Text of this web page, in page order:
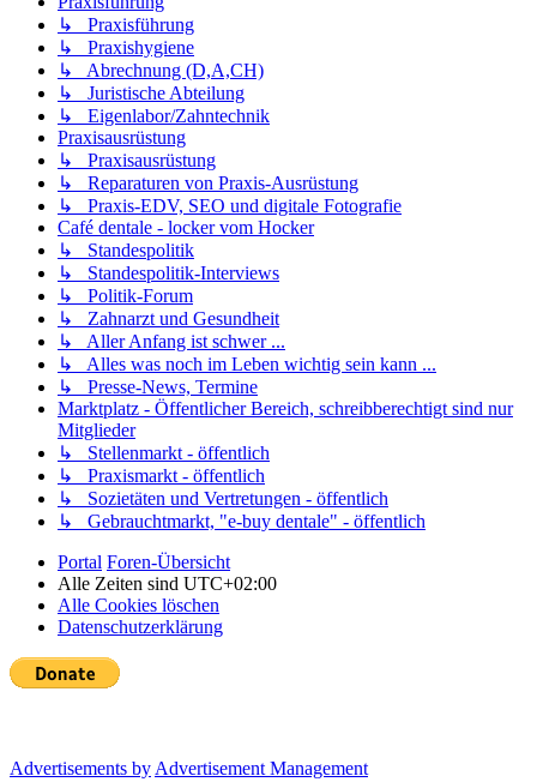
↳ Praxisführung
↳ Praxishygiene
↳ Abrechnung (D,A,CH)
↳ Juristische Abteilung
↳ Eigenlabor/Zahntechnik
Praxisausrüstung
↳ Praxisausrüstung
↳ Reparaturen von Praxis-Ausrüstung
↳ Praxis-EDV, SEO und digitale Fotografie
Café dentale - locker vom Hocker
↳ Standespolitik
↳ Standespolitik-Interviews
↳ Politik-Forum
↳ Zahnarzt und Gesundheit
↳ Aller Anfang ist schwer ...
↳ Alles was noch im Leben wichtig sein kann ...
↳ Presse-News, Termine
Marktplatz - Öffentlicher Bereich, schreibberechtigt sind nur
Mitglieder
↳ Stellenmarkt - öffentlich
↳ Praxismarkt - öffentlich
↳ Sozietäten und Vertretungen - öffentlich
↳ Gebrauchtmarkt, "e-buy dentale" - öffentlich
Portal Foren-Übersicht
Alle Zeiten sind UTC+02:00
Alle Cookies löschen
Datenschutzerklärung
Advertisements by Advertisement Management